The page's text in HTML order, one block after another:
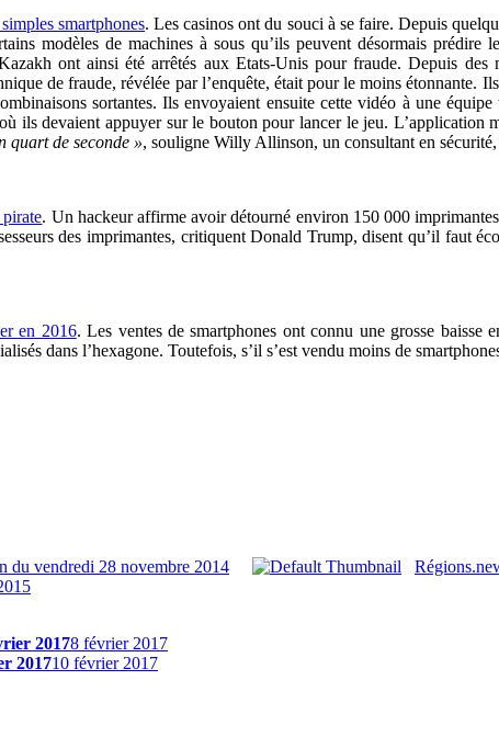
smartphones.Les casinos ont du souci à se faire. Depuis
modèles de machines à sous qu’ils peuvent désormais
ont ainsi été arrêtés aux Etats-Unis pour fraude. Depuis
de fraude, révélée par l’enquête, était pour le moins étonnante.
sortantes. Ils envoyaient ensuite cette vidéo à une
ils devaient appuyer sur le bouton pour lancer le jeu.
quart de seconde », souligne Willy Allinson, un consultant en
. Un hackeur affirme avoir détourné environ 150 000
des imprimantes, critiquent Donald Trump, disent qu’il faut
en 2016.Les ventes de smartphones ont connu une grosse
dans l’hexagone. Toutefois, s’il s’est vendu moins de
du vendredi 28 novembre 2014
20178 février 2017
201710 février 2017